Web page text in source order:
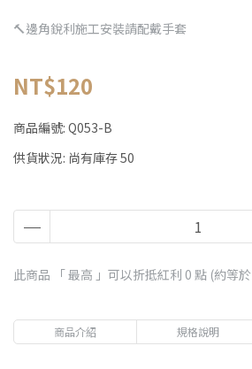
🔨邊角銳利施工安裝請配戴手套
NT$120
商品編號: Q053-B
供貨狀況: 尚有庫存 50
此商品 「 最高 」可以折抵紅利 0 點 (約等於
商品介紹 規格說明